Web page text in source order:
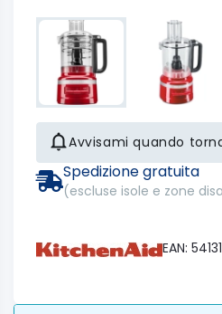
Avvisami quando
Spedizione gratuita
(escluse isole e zone
EAN: